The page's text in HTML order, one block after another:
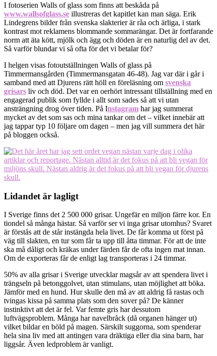
I fotoserien Walls of glass som finns att beskåda på
www.wallsofglass.se illustreras det kapitlet kan man säga. Erik
Lindegrens bilder från svenska slakterier är råa och ärliga, i stark
kontrast mot reklamens blommande sommarängar. Det är fortfarande
norm att äta kött, mjölk och ägg och döden är en naturlig del av det.
Så varför blundar vi så ofta för det vi betalar för?
I helgen visas fotoutställningen Walls of glass på
Timmermansgården (Timmermansgatan 46-48). Jag var där i går i
samband med att Djurens rätt höll en föreläsning om svenska
grisars liv och död. Det var en oerhört intressant tillställning med en
engagerad publik som fyllde i allt som sades så att vi utan
ansträngning drog över tiden. På Instagram har jag summerat
mycket av det som sas och mina tankar om det – vilket innebär att
jag tappar typ 10 följare om dagen – men jag vill summera det här
på bloggen också.
Lidandet är lagligt
I Sverige finns det 2 500 000 grisar. Ungefär en miljon färre kor. En
tiondel så många hästar. Så varför ser vi inga grisar utomhus? Svaret
är förstås att de står instängda hela livet. De får komma ut först på
väg till slakten, en tur som får ta upp till åtta timmar. För att de inte
ska må dåligt och kräkas under färden får de ofta ingen mat innan.
Om de exporteras får de enligt lag transporteras i 24 timmar.
50% av alla grisar i Sverige utvecklar magsår av att spendera livet i
trängseln på betonggolvet, utan stimulans, utan möjlighet att böka.
Jämför med en hund. Hur skulle den må av att aldrig få rastas och
tvingas kissa på samma plats som den sover på? De känner
instinktivt att det är fel. Var femte gris har dessutom
luftvägsproblem. Många har navelbråck (då organen hänger ut)
vilket bildar en böld på magen. Särskilt suggorna, som spenderar
hela sina liv med att antingen vara dräktiga eller dia sina barn, har
liggsår. Även ledproblem är vanligt.